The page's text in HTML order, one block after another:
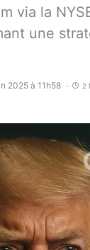
via la
une
2025 à 11h58 2